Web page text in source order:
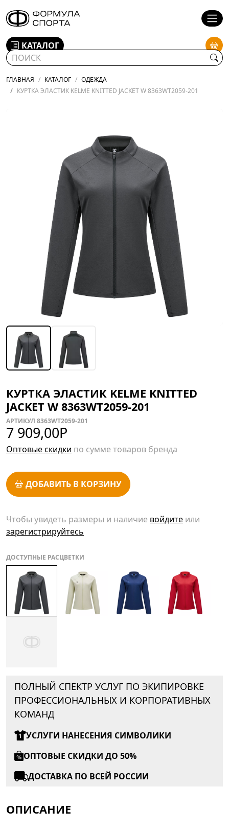
КАТАЛОГ
ГЛАВНАЯ КАТАЛОГ
ОДЕЖДА
КУРТКА ЭЛАСТИК KELME KNITTED JACKET W 8363WT2059-201
КУРТКА ЭЛАСТИК KELME KNITTED
JACKET W 8363WT2059-201
АРТИКУЛ 8363WT2059-201
7 909,00Р
Оптовые скидки по сумме товаров бренда
ДОБАВИТЬ В КОРЗИНУ
Чтобы увидеть размеры и наличие войдите или
зарегистрируйтесь
ДОСТУПНЫЕ РАСЦВЕТКИ
ПОЛНЫЙ СПЕКТР УСЛУГ ПО ЭКИПИРОВКЕ
ПРОФЕССИОНАЛЬНЫХ И КОРПОРАТИВНЫХ
КОМАНД
УСЛУГИ НАНЕСЕНИЯ СИМВОЛИКИ
ОПТОВЫЕ СКИДКИ ДО 50%
ДОСТАВКА ПО ВСЕЙ РОССИИ
ОПИСАНИЕ